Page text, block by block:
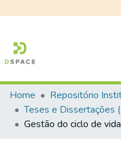
Communities & Collections
All of DSpace
Home